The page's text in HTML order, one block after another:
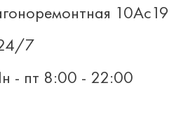
10Ас19
7
- пт 8:00 - 22:00